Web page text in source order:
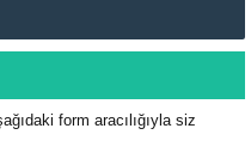
form aracılığıyla siz